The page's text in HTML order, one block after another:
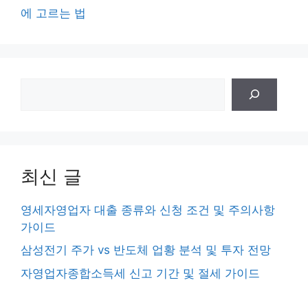
에 고르는 법
최신 글
영세자영업자 대출 종류와 신청 조건 및 주의사항
가이드
삼성전기 주가 vs 반도체 업황 분석 및 투자 전망
자영업자종합소득세 신고 기간 및 절세 가이드